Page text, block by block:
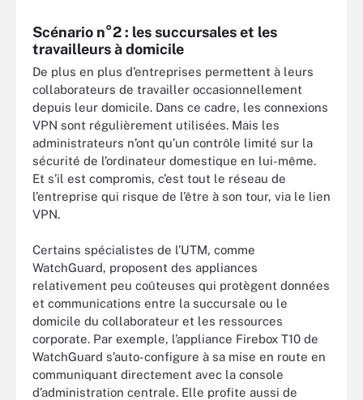
Scénario n°2 : les succursales et les
travailleurs à domicile
De plus en plus d’entreprises permettent à leurs
collaborateurs de travailler occasionnellement
depuis leur domicile. Dans ce cadre, les connexions
VPN sont régulièrement utilisées. Mais les
administrateurs n’ont qu’un contrôle limité sur la
sécurité de l’ordinateur domestique en lui-même.
Et s’il est compromis, c’est tout le réseau de
l’entreprise qui risque de l’être à son tour, via le lien
VPN.
Certains spécialistes de l’UTM, comme
WatchGuard, proposent des appliances
relativement peu coûteuses qui protègent données
et communications entre la succursale ou le
domicile du collaborateur et les ressources
corporate. Par exemple, l’appliance Firebox T10 de
WatchGuard s’auto-configure à sa mise en route en
communiquant directement avec la console
d’administration centrale. Elle profite aussi de